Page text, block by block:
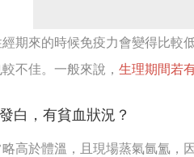
期來的時候免疫力會變得比較
不佳。一般來說， 生理期間若
白，有貧血狀況？
高於體溫，且現場蒸氣氤氳，